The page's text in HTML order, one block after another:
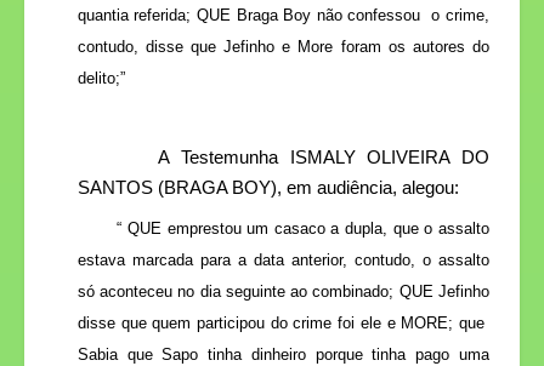
quantia referida; QUE Braga Boy não confessou
o crime,
contudo, disse que Jefinho e More foram os autores do
delito;”
A Testemunha ISMALY OLIVEIRA DO
SANTOS (BRAGA BOY), em audiência, alegou:
“ QUE emprestou um casaco a dupla, que o assalto
estava marcada para a data anterior, contudo, o assalto
só aconteceu no dia seguinte ao combinado; QUE Jefinho
disse que quem participou do crime foi ele e MORE; que
Sabia que Sapo tinha dinheiro porque tinha pago uma